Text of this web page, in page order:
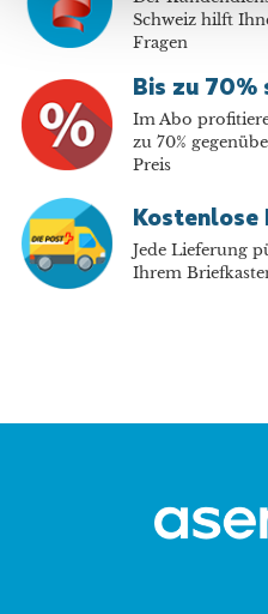
Schweiz hilft
Fragen
Bis zu 70%
Im Abo
zu 70%
Preis
Kostenlose
Jede Lieferung
Ihrem